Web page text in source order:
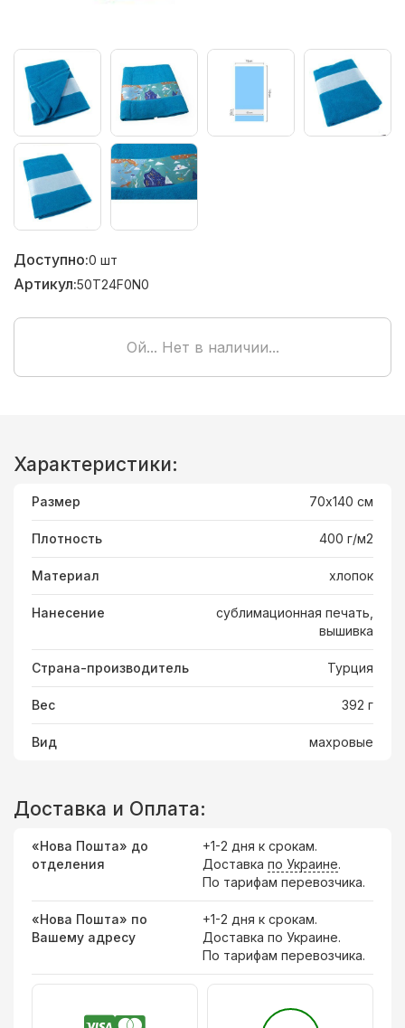
Доступно:0 шт
Артикул:50T24F0N0
Ой... Нет в наличии...
Характеристики:
Размер 70х140 см
Плотность 400 г/м2
Материал хлопок
Нанесение
сублимационная печать,
вышивка
Страна-производитель Турция
Вес 392 г
Вид махровые
Доставка и Оплата:
«Нова Пошта» до
отделения
+1-2 дня к срокам.
Доставка по Украине.
По тарифам перевозчика.
«Нова Пошта» по
Вашему адресу
+1-2 дня к срокам.
Доставка по Украине.
По тарифам перевозчика.